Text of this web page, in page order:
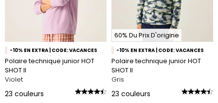
-10% EN EXTRA | CODE: VACANCES
Polaire technique junior HOT
SHOT II
Violet
23 couleurs
60% Du Prix D'origine
-10% EN EXTRA | CODE: VACANCES
Polaire technique junior HOT
SHOT II
Gris
23 couleurs